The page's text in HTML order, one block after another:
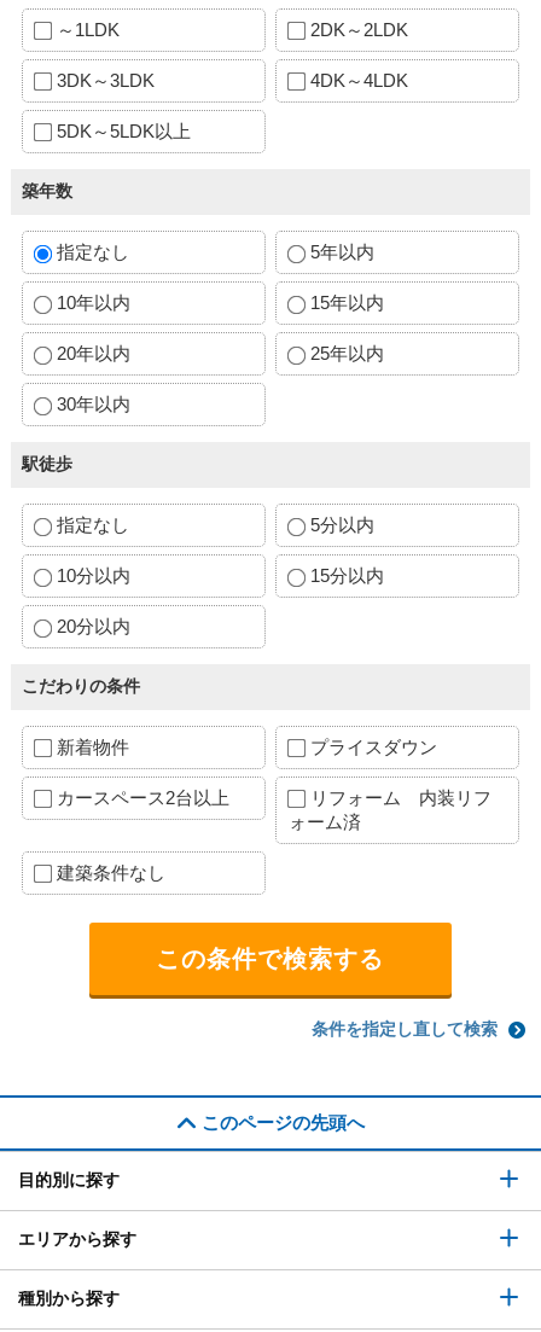
～1LDK 2DK～2LDK
3DK～3LDK 4DK～4LDK
5DK～5LDK以上
築年数
指定なし 5年以内
10年以内 15年以内
20年以内 25年以内
30年以内
駅徒歩
指定なし 5分以内
10分以内 15分以内
20分以内
こだわりの条件
新着物件 プライスダウン
カースペース2台以上
リフォーム 内装リフ
ォーム済
建築条件なし
条件を指定し直して検索
このページの先頭へ
目的別に探す
エリアから探す
種別から探す